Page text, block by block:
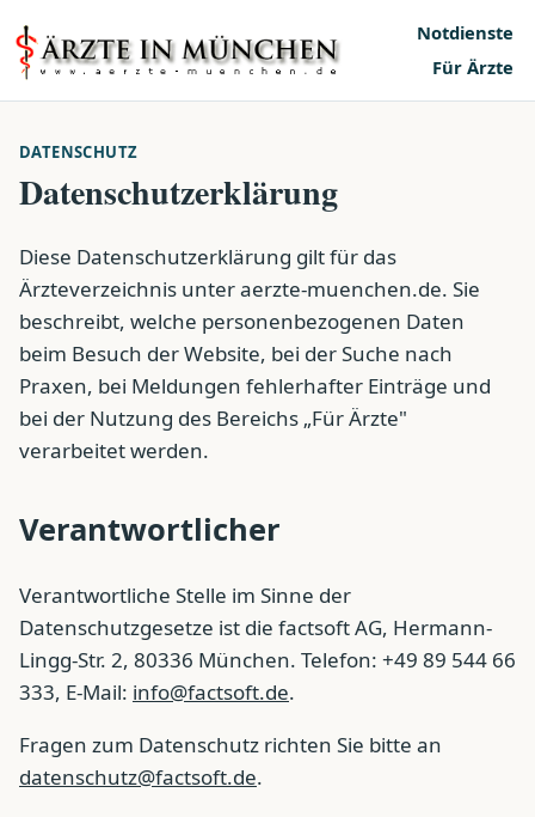
Notdienste
Für Ärzte
DATENSCHUTZ
Datenschutzerklärung
Diese Datenschutzerklärung gilt für das
Ärzteverzeichnis unter aerzte-muenchen.de. Sie
beschreibt, welche personenbezogenen Daten
beim Besuch der Website, bei der Suche nach
Praxen, bei Meldungen fehlerhafter Einträge und
bei der Nutzung des Bereichs „Für Ärzte"
verarbeitet werden.
Verantwortlicher
Verantwortliche Stelle im Sinne der
Datenschutzgesetze ist die factsoft AG, Hermann-
Lingg-Str. 2, 80336 München. Telefon: +49 89 544 66
333, E-Mail: info@factsoft.de.
Fragen zum Datenschutz richten Sie bitte an
datenschutz@factsoft.de.